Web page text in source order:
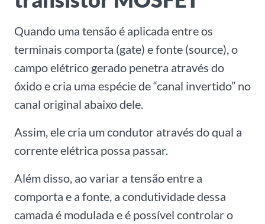
Quando uma tensão é aplicada entre os
terminais comporta (gate) e fonte (source), o
campo elétrico gerado penetra através do
óxido e cria uma espécie de “canal invertido” no
canal original abaixo dele.
Assim, ele cria um condutor através do qual a
corrente elétrica possa passar.
Além disso, ao variar a tensão entre a
comporta e a fonte, a condutividade dessa
camada é modulada e é possível controlar o